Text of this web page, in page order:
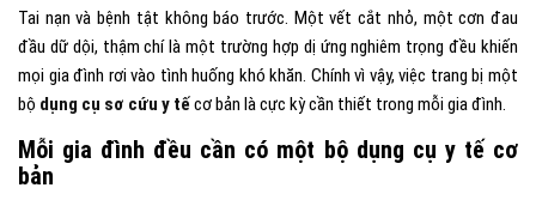
Tai nạn và bệnh tật không báo trước. Một vết cắt nhỏ, một cơn đau
đầu dữ dội, thậm chí là một trường hợp dị ứng nghiêm trọng đều khiến
mọi gia đình rơi vào tình huống khó khăn. Chính vì vậy, việc trang bị một
bộ dụng cụ sơ cứu y tếcơ bản là cực kỳ cần thiết trong mỗi gia đình.
Mỗi gia đình đều cần có một bộ dụng cụ y tế cơ
bản